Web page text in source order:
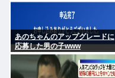
あのちゃんのアップグレードに
応募した男の子www